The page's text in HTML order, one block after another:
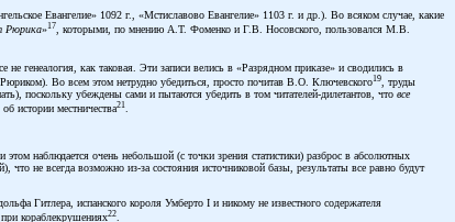
Евангелие» 1092 г., «Мстиславово Евангелие» 1103 г. и др.). Во всяком случае, какие
Рюрика»17, которыми, по мнению А.Т. Фоменко и Г.В. Носовского, пользовался М.В.
генеалогия, как таковая. Эти записи велись в «Разрядном приказе» и сводились в
Во всем этом нетрудно убедиться, просто почитав В.О. Ключевского19, труды
поскольку убеждены сами и пытаются убедить в том читателей-дилетантов, что все
истории местничества21.
наблюдается очень небольшой (с точки зрения статистики) разброс в абсолютных
не всегда возможно из-за состояния источниковой базы, результаты все равно будут
Гитлера, испанского короля Умберто I и никому не известного содержателя
кораблекрушениях22